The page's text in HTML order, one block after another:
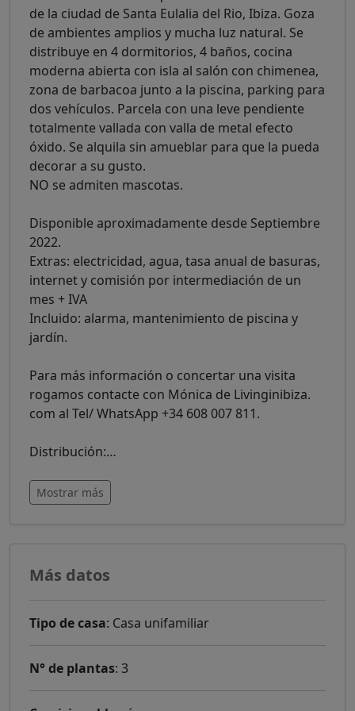
de la ciudad de Santa Eulalia del Rio, Ibiza. Goza
de ambientes amplios y mucha luz natural. Se
distribuye en 4 dormitorios, 4 baños, cocina
moderna abierta con isla al salón con chimenea,
zona de barbacoa junto a la piscina, parking para
dos vehículos. Parcela con una leve pendiente
totalmente vallada con valla de metal efecto
óxido. Se alquila sin amueblar para que la pueda
decorar a su gusto.
NO se admiten mascotas.
Disponible aproximadamente desde Septiembre
2022.
Extras: electricidad, agua, tasa anual de basuras,
internet y comisión por intermediación de un
mes + IVA
Incluido: alarma, mantenimiento de piscina y
jardín.
Para más información o concertar una visita
rogamos contacte con Mónica de Livinginibiza.
com al Tel/ WhatsApp +34 608 007 811.
Distribución:…
Mostrar más
Más datos
Tipo de casa: Casa unifamiliar
N° de plantas: 3